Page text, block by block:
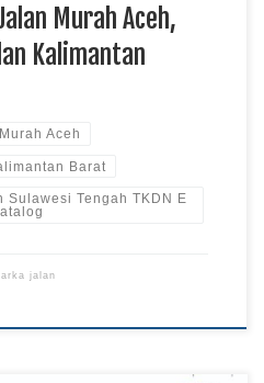
Murah Aceh,
Kalimantan
Aceh
Barat
Sulawesi Tengah TKDN E
jalan